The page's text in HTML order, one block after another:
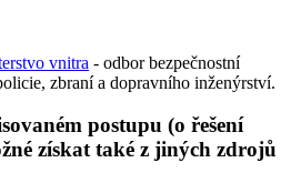
vnitra - odbor bezpečnostní
zbraní a dopravního inženýrství.
postupu (o řešení
získat také z jiných zdrojů